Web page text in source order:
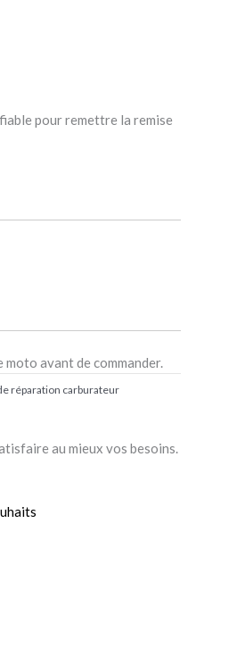
pour remettre la remise
avant de commander.
réparation carburateur
au mieux vos besoins.